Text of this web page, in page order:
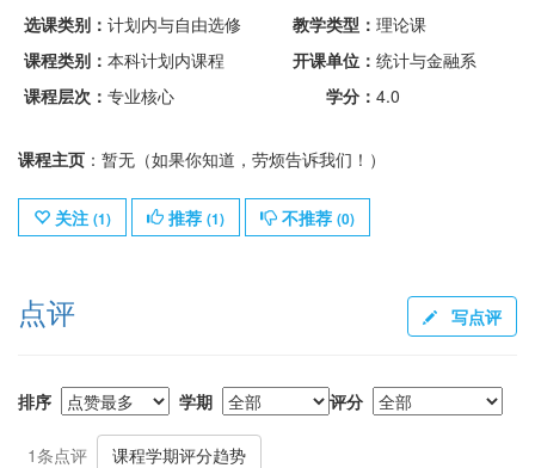
选课类别： 计划内与自由选修 教学类型： 理论课
课程类别： 本科计划内课程 开课单位： 统计与金融系
课程层次： 专业核心 学分： 4.0
课程主页 ：暂无（如果你知道，劳烦告诉我们！）
关注 (1) 推荐 (1) 不推荐 (0)
点评 写点评
排序 学期 评分
1条点评 课程学期评分趋势